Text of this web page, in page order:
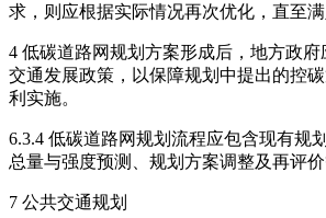
求，则应根据实际情况再次优化，直至
4 低碳道路网规划方案形成后，地方政
交通发展政策，以保障规划中提出的控
利实施。
6.3.4 低碳道路网规划流程应包含现有规
总量与强度预测、规划方案调整及再评价
7 公共交通规划